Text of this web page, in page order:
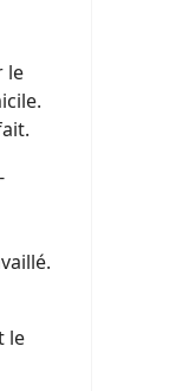
le
le